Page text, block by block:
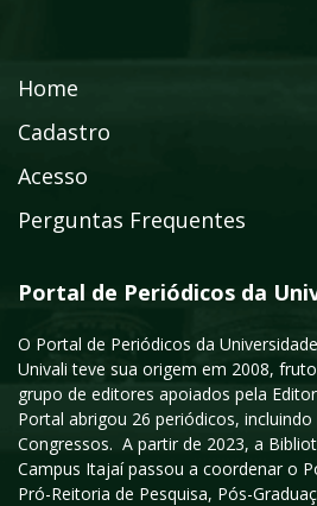
Home
Cadastro
Acesso
Perguntas Frequentes
Portal de Periódicos da
O Portal de Periódicos da
Univali teve sua origem em 2008,
grupo de editores apoiados pela
Portal abrigou 26 periódicos, incluindo
Congressos. A partir de 2023, a
Campus Itajaí passou a coordenar o
Pró-Reitoria de Pesquisa, Pós-